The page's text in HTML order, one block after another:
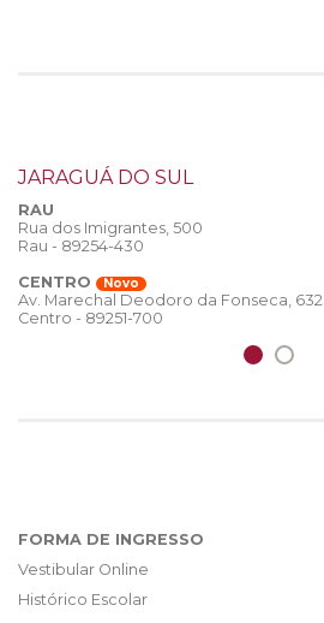
JARAGUÁ DO SUL
RAU
Rua dos Imigrantes, 500
Rau - 89254-430
CENTRO
Novo
Av. Marechal Deodoro da Fonseca, 632
Centro - 89251-700
FORMA DE INGRESSO
Vestibular Online
Histórico Escolar